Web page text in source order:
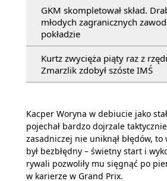
GKM skompletował skład.
młodych zagranicznych
pokładzie
Kurtz zwycięża piąty raz z
Zmarzlik zdobył szóste IMŚ
Kacper Woryna w debiucie jako
pojechał bardzo dojrzale
zasadniczej nie uniknął błędów,
był bezbłędny – świetny start i
rywali pozwoliły mu sięgnąć po
w karierze w Grand Prix.